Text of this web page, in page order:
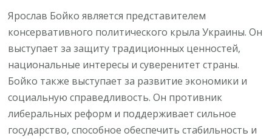
Ярослав Бойко является представителем
консервативного политического крыла Украины. Он
выступает за защиту традиционных ценностей,
национальные интересы и суверенитет страны.
Бойко также выступает за развитие экономики и
социальную справедливость. Он противник
либеральных реформ и поддерживает сильное
государство, способное обеспечить стабильность и